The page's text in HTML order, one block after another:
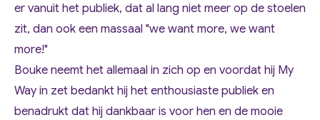
er vanuit het publiek, dat al lang niet meer op de stoelen
zit, dan ook een massaal "we want more, we want
more!"
Bouke neemt het allemaal in zich op en voordat hij My
Way in zet bedankt hij het enthousiaste publiek en
benadrukt dat hij dankbaar is voor hen en de mooie